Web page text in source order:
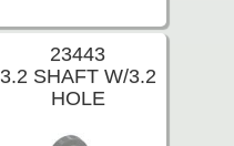
23443
3.2 SHAFT W/3.2
HOLE